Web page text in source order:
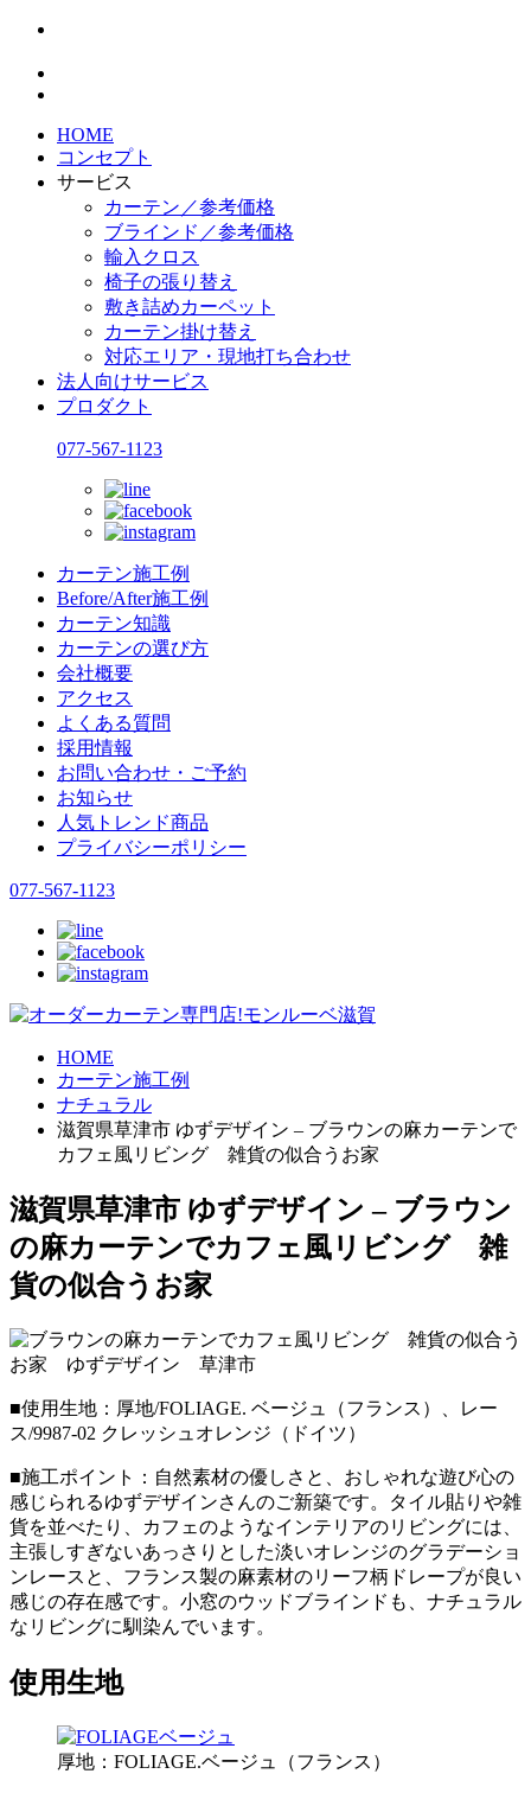
HOME
コンセプト
サービス
カーテン／参考価格
ブラインド／参考価格
輸入クロス
椅子の張り替え
敷き詰めカーペット
カーテン掛け替え
対応エリア・現地打ち合わせ
法人向けサービス
プロダクト
077-567-1123
カーテン施工例
Before/After施工例
カーテン知識
カーテンの選び方
会社概要
アクセス
よくある質問
採用情報
お問い合わせ・ご予約
お知らせ
人気トレンド商品
プライバシーポリシー
077-567-1123
HOME
カーテン施工例
ナチュラル
滋賀県草津市 ゆずデザイン – ブラウンの麻カーテンで
カフェ風リビング 雑貨の似合うお家
滋賀県草津市 ゆずデザイン – ブラウン
の麻カーテンでカフェ風リビング 雑
貨の似合うお家
■使用生地：厚地/FOLIAGE. ベージュ（フランス）、レー
ス/9987-02 クレッシュオレンジ（ドイツ）
■施工ポイント：自然素材の優しさと、おしゃれな遊び心の
感じられるゆずデザインさんのご新築です。タイル貼りや雑
貨を並べたり、カフェのようなインテリアのリビングには、
主張しすぎないあっさりとした淡いオレンジのグラデーショ
ンレースと、フランス製の麻素材のリーフ柄ドレープが良い
感じの存在感です。小窓のウッドブラインドも、ナチュラル
なリビングに馴染んでいます。
使用生地
厚地：FOLIAGE.ベージュ（フランス）